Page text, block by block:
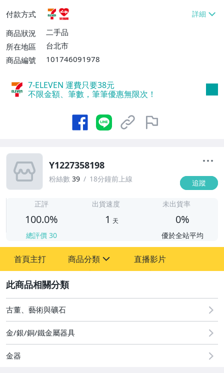
貨付款【免運費】
付款方式
商品狀況
二手品
所在地區
台北市
商品編號
101746091978
7-ELEVEN 運費只要38元
不限金額、筆數，筆筆優惠無限次！
Y1227358198
粉絲數 39 18分鐘前上線 追蹤
正評
100.0%
總評價 30
出貨速度
1 天
未出貨率
0%
優於全站平均
首頁主打 商品分類
古董、藝術與礦石
居家、家具與園藝
直播影片
古董、藝術與礦石
金/銀/銅/鐵金屬器具
金器